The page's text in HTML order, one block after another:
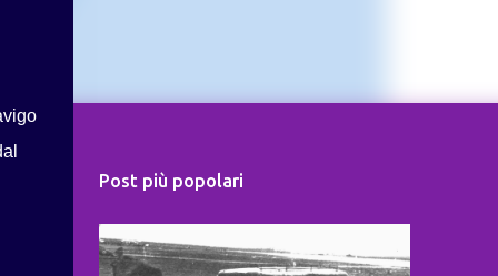
Post più popolari